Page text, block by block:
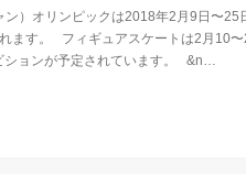
ン）オリンピックは2018年2月9日〜25
ます。 フィギュアスケートは2月10〜
ションが予定されています。 &n…